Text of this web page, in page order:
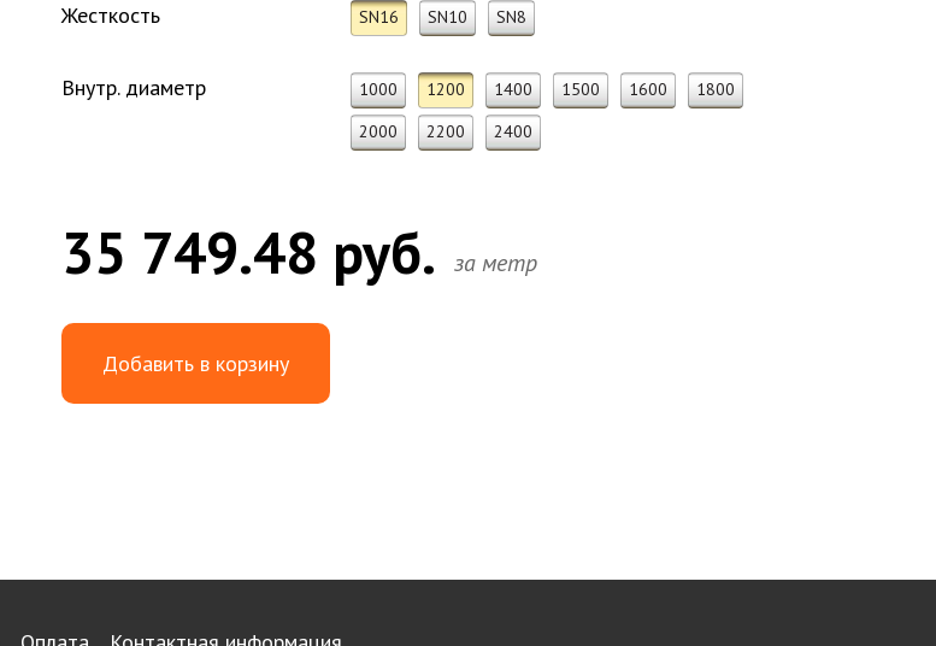
Жесткость SN16 SN10 SN8
Внутр. диаметр 1000 1200 1400 1500 1600
1800
2000
2200 2400
35 749.48 руб. за метр
Добавить в корзину